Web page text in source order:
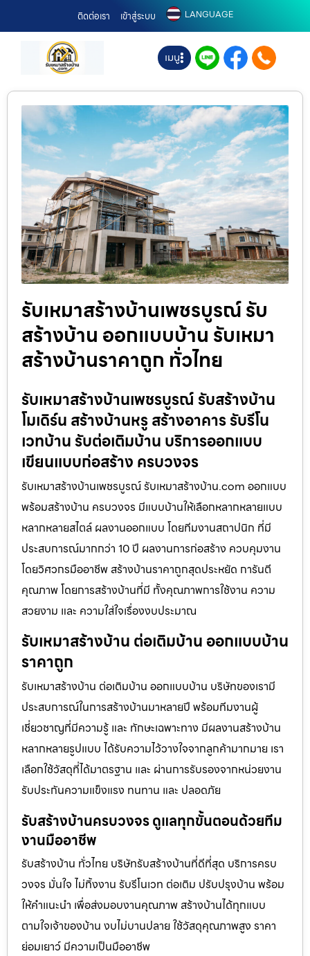
ติดต่อเรา เข้าสู่ระบบ LANGUAGE
เมนู
รับเหมาสร้างบ้านเพชรบูรณ์ รับ
สร้างบ้าน ออกแบบบ้าน รับเหมา
สร้างบ้านราคาถูก ทั่วไทย
รับเหมาสร้างบ้านเพชรบูรณ์ รับสร้างบ้าน
โมเดิร์น สร้างบ้านหรู สร้างอาคาร รับรีโน
เวทบ้าน รับต่อเติมบ้าน บริการออกแบบ
เขียนแบบก่อสร้าง ครบวงจร
รับเหมาสร้างบ้านเพชรบูรณ์ รับเหมาสร้างบ้าน.com ออกแบบ
พร้อมสร้างบ้าน ครบวงจร มีแบบบ้านให้เลือกหลากหลายแบบ
หลากหลายสไตล์ ผลงานออกแบบ โดยทีมงานสถาปนิก ที่มี
ประสบการณ์มากกว่า 10 ปี ผลงานการก่อสร้าง ควบคุมงาน
โดยวิศวกรมืออาชีพ สร้างบ้านราคาถูกสุดประหยัด การันตี
คุณภาพ โดยการสร้างบ้านที่มี ทั้งคุณภาพการใช้งาน ความ
สวยงาม และ ความใส่ใจเรื่องงบประมาณ
รับเหมาสร้างบ้าน ต่อเติมบ้าน ออกแบบบ้าน
ราคาถูก
รับเหมาสร้างบ้าน ต่อเติมบ้าน ออกแบบบ้าน บริษัทของเรามี
ประสบการณ์ในการสร้างบ้านมาหลายปี พร้อมทีมงานผู้
เชี่ยวชาญที่มีความรู้ และ ทักษะเฉพาะทาง มีผลงานสร้างบ้าน
หลากหลายรูปแบบ ได้รับความไว้วางใจจากลูกค้ามากมาย เรา
เลือกใช้วัสดุที่ได้มาตรฐาน และ ผ่านการรับรองจากหน่วยงาน
รับประกันความแข็งแรง ทนทาน และ ปลอดภัย
รับสร้างบ้านครบวงจร ดูแลทุกขั้นตอนด้วยทีม
งานมืออาชีพ
รับสร้างบ้าน ทั่วไทย บริษัทรับสร้างบ้านที่ดีที่สุด บริการครบ
วงจร มั่นใจ ไม่ทิ้งงาน รับรีโนเวท ต่อเติม ปรับปรุงบ้าน พร้อม
ให้คำแนะนำ เพื่อส่งมอบงานคุณภาพ สร้างบ้านได้ทุกแบบ
ตามใจเจ้าของบ้าน งบไม่บานปลาย ใช้วัสดุคุณภาพสูง ราคา
ย่อมเยาว์ มีความเป็นมืออาชีพ